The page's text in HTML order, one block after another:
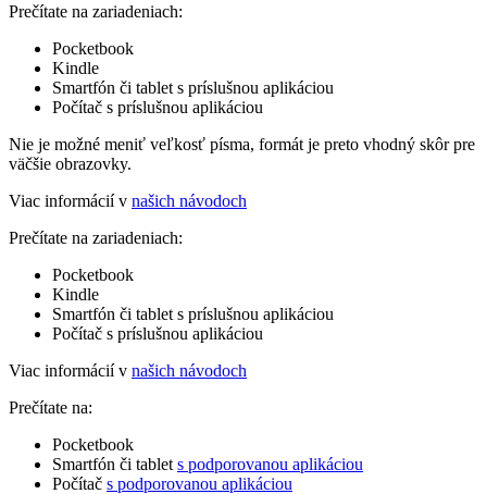
Prečítate na zariadeniach:
Pocketbook
Kindle
Smartfón či tablet s príslušnou aplikáciou
Počítač s príslušnou aplikáciou
Nie je možné meniť veľkosť písma, formát je preto vhodný skôr pre
väčšie obrazovky.
Viac informácií v našich návodoch
Prečítate na zariadeniach:
Pocketbook
Kindle
Smartfón či tablet s príslušnou aplikáciou
Počítač s príslušnou aplikáciou
Viac informácií v našich návodoch
Prečítate na:
Pocketbook
Smartfón či tablet s podporovanou aplikáciou
Počítač s podporovanou aplikáciou